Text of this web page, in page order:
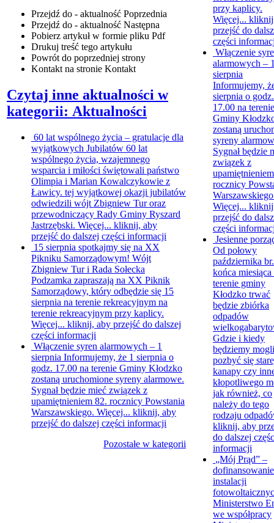
Przejdź do - aktualność Poprzednia
Przejdź do - aktualność Następna
Pobierz artykuł w formie pliku Pdf
Drukuj treść tego artykułu
Powrót do poprzedniej strony
Kontakt na stronie Kontakt
Czytaj inne aktualności w
kategorii: Aktualności
60 lat wspólnego życia – gratulacje dla
wyjątkowych Jubilatów 60 lat
wspólnego życia, wzajemnego
wsparcia i miłości świętowali państwo
Olimpia i Marian Kowalczykowie z
Ławicy. tej wyjątkowej okazji jubilatów
odwiedzili wójt Zbigniew Tur oraz
przewodniczący Rady Gminy Ryszard
Jastrzębski. Więcej... kliknij, aby
przejść do dalszej części informacji
15 sierpnia spotkajmy się na XX
Pikniku Samorządowym! Wójt
Zbigniew Tur i Rada Sołecka
Podzamka zapraszają na XX Piknik
Samorządowy, który odbędzie się 15
sierpnia na terenie rekreacyjnym na
terenie rekreacyjnym przy kaplicy.
Więcej... kliknij, aby przejść do dalszej
części informacji
Włączenie syren alarmowych – 1
sierpnia Informujemy, że 1 sierpnia o
godz. 17.00 na terenie Gminy Kłodzko
zostaną uruchomione syreny alarmowe.
Sygnał będzie mieć związek z
upamiętnieniem 82. rocznicy Powstania
Warszawskiego. Więcej... kliknij, aby
przejść do dalszej części informacji
Pozostałe w kategorii
przy kaplicy.
Więcej...
przejść do
części
Włączenie
alarmowych –
sierpnia
Informujemy,
sierpnia o godz.
17.00 na terenie
Gminy
zostaną
syreny
Sygnał będzie
związek z
rocznicy
Więcej...
przejść do
części
Jesienne
Od połowy
października
końca miesiąca
terenie gminy
Kłodzko trwać
będzie zbiórka
odpadów
Gdzie i kiedy
będziemy mogli
pozbyć się
kanapy czy
kłopotliwego
jak również, co
należy do tego
rodzaju
kliknij, aby
do dalszej
informacji
„Mój Prąd” –
dofinansowanie
instalacji
Ministerstwo
we współpracy